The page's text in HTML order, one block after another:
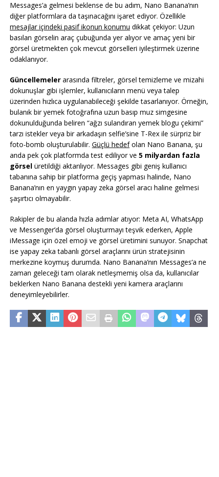
Messages’a gelmesi beklense de bu adım, Nano Banana’nın
diğer platformlara da taşınacağını işaret ediyor. Özellikle
mesajlar içindeki pasif ikonun konumu dikkat çekiyor: Uzun
basılan görselin araç çubuğunda yer alıyor ve amaç yeni bir
görsel üretmekten çok mevcut görselleri iyileştirmek üzerine
odaklanıyor.
Güncellemeler arasında filtreler, görsel temizleme ve mizahi
dokunuşlar gibi işlemler, kullanıcıların menü veya talep
üzerinden hızlıca uygulanabileceği şekilde tasarlanıyor. Örneğin,
bulanık bir yemek fotoğrafına uzun basıp muz simgesine
dokunulduğunda beliren “ağzı sulandıran yemek blogu çekimi”
tarzı istekler veya bir arkadaşın selfie’sine T-Rex ile sürpriz bir
foto-bomb oluşturulabilir. Güçlü hedefolan Nano Banana, şu
anda pek çok platformda test ediliyor ve 5 milyardan fazla
görsel üretildiği aktarılıyor. Messages gibi geniş kullanıcı
tabanına sahip bir platforma geçiş yapması halinde, Nano
Banana’nın en yaygın yapay zeka görsel aracı haline gelmesi
şaşırtıcı olmayabilir.
Rakipler de bu alanda hızla adımlar atıyor: Meta AI, WhatsApp
ve Messenger’da görsel oluşturmayı teşvik ederken, Apple
iMessage için özel emoji ve görsel üretimini sunuyor. Snapchat
ise yapay zeka tabanlı görsel araçlarını ürün stratejisinin
merkezine koymuş durumda. Nano Banana’nın Messages’a ne
zaman geleceği tam olarak netleşmemiş olsa da, kullanıcılar
beklerken Nano Banana destekli yeni kamera araçlarını
deneyimleyebilirler.